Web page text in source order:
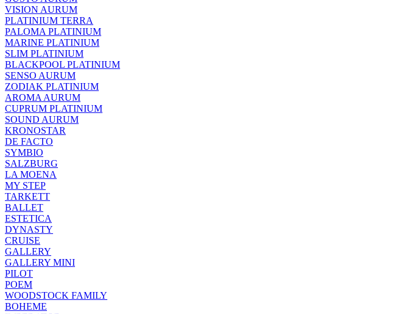
VISION AURUM
PLATINIUM TERRA
PALOMA PLATINIUM
MARINE PLATINIUM
SLIM PLATINIUM
BLACKPOOL PLATINIUM
SENSO AURUM
ZODIAK PLATINIUM
AROMA AURUM
CUPRUM PLATINIUM
SOUND AURUM
KRONOSTAR
DE FACTO
SYMBIO
SALZBURG
LA MOENA
MY STEP
TARKETT
BALLET
ESTETICA
DYNASTY
CRUISE
GALLERY
GALLERY MINI
PILOT
POEM
WOODSTOCK FAMILY
BOHEME